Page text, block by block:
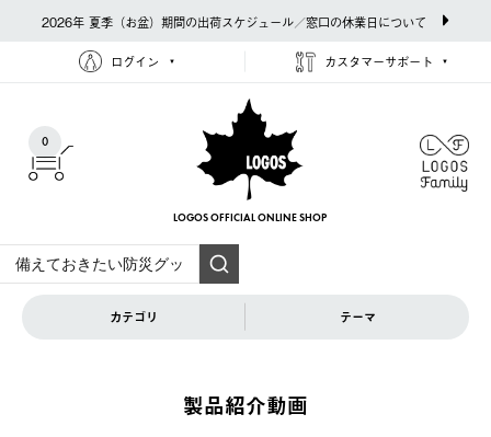
2026年 夏季（お盆）期間の出荷スケジュール／窓口の休業日について
ログイン カスタマーサポート
0
LOGOS OFFICIAL ONLINE SHOP
カテゴリ テーマ
製品紹介動画